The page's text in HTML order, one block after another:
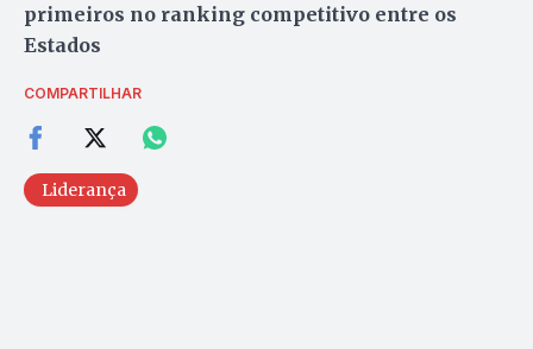
primeiros no ranking competitivo entre os
Estados
COMPARTILHAR
Liderança